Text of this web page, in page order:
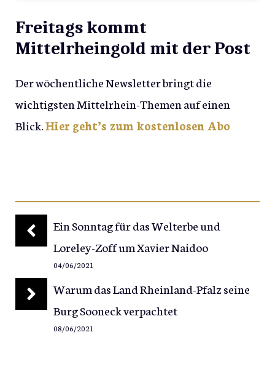
Freitags kommt
Mittelrheingold mit der Post
Der wöchentliche Newsletter bringt die
wichtigsten Mittelrhein-Themen auf einen
Blick.Hier geht’s zum kostenlosen Abo
Ein Sonntag für das Welterbe und
Loreley-Zoff um Xavier Naidoo
04/06/2021
Warum das Land Rheinland-Pfalz seine
Burg Sooneck verpachtet
08/06/2021